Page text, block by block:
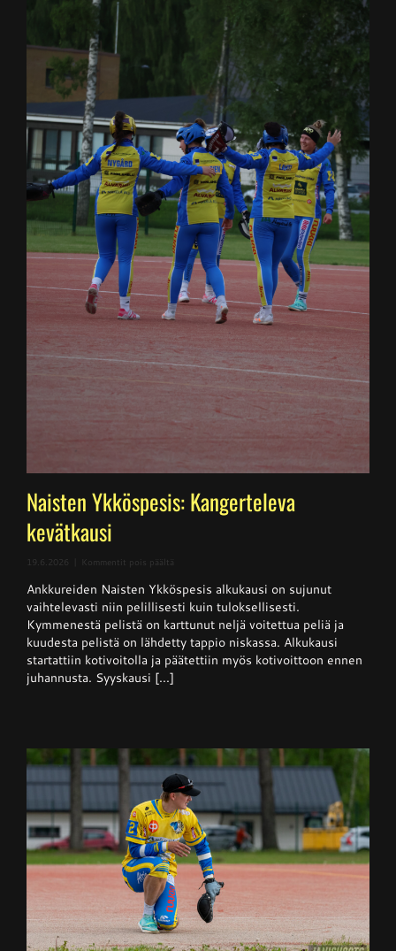
Naisten Ykköspesis: Kangerteleva
kevätkausi
19.6.2026 Kommentit pois päältä
Ykköspesis:
Kangerteleva
kevätkausi
Ankkureiden Naisten Ykköspesis alkukausi on sujunut
vaihtelevasti niin pelillisesti kuin tuloksellisesti.
Kymmenestä pelistä on karttunut neljä voitettua peliä ja
kuudesta pelistä on lähdetty tappio niskassa. Alkukausi
startattiin kotivoitolla ja päätettiin myös kotivoittoon ennen
juhannusta. Syyskausi [...]